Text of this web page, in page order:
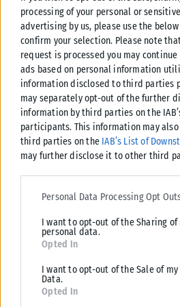
processing of your personal or
advertising by us, please use the
confirm your selection. Please note
request is processed you may
ads based on personal information
information disclosed to third parties
may separately opt-out of the further
information by third parties on the
participants. This information may
third parties on the IAB’s List of
may further disclose it to other third
Please note that this website/app uses
services and may gather and store
deny consent to Google and its third-
for below specified purposes in below
Personal Data Processing Opt
I want to opt-out of the Sharing of
personal data.
Opted In
I want to opt-out of the Sale of my
Data.
Opted In
Χάρκιβ, ανακοίνωσαν οι τοπικές αρχές.
πραγματοποίησαν μαζική επίθεση...
ΑΝΑΡΤΉΘΗΚΕ ΑΠΌ KARFITSANEWS 10/08/2026
Αίγυπτος: Κατέρρευσε χρυσωρυχείο